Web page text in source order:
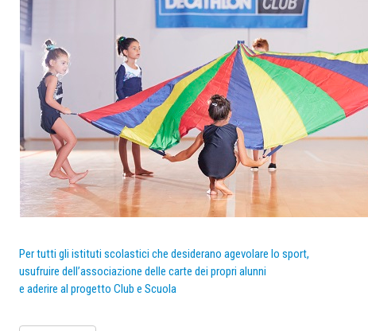
Per tutti gli istituti scolastici che desiderano agevolare lo sport,
usufruire dell’associazione delle carte dei propri alunni
e aderire al progetto Club e Scuola